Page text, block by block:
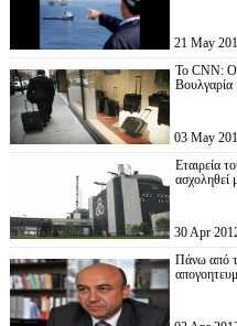
21 May
To CNN: Οι
Βουλγαρία
03 May
Εταιρεία
ασχοληθεί
30 Apr
Πάνω από